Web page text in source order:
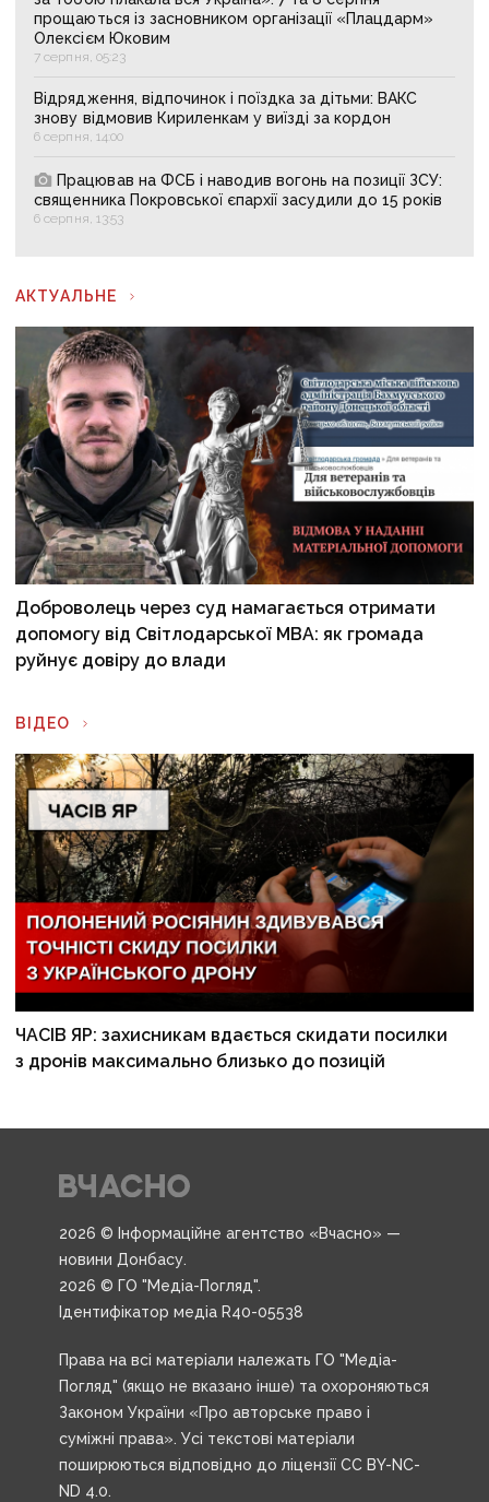
прощаються із засновником організації «Плацдарм»
Олексієм Юковим
7 серпня, 05:23
Відрядження, відпочинок і поїздка за дітьми: ВАКС
знову відмовив Кириленкам у виїзді за кордон
6 серпня, 14:00
Працював на ФСБ і наводив вогонь на позиції ЗСУ:
священника Покровської єпархії засудили до 15 років
6 серпня, 13:53
АКТУАЛЬНЕ
Доброволець через суд намагається отримати
допомогу від Світлодарської МВА: як громада
руйнує довіру до влади
ВІДЕО
ЧАСІВ ЯР: захисникам вдається скидати посилки
з дронів максимально близько до позицій
2026 © Інформаційне агентство «Вчасно» —
новини Донбасу.
2026 © ГО "Медіа-Погляд".
Ідентифікатор медіа R40-05538
Права на всі матеріали належать ГО "Медіа-
Погляд" (якщо не вказано інше) та охороняються
Законом України «Про авторське право і
суміжні права». Усі текстові матеріали
поширюються відповідно до ліцензії CC BY-NC-
ND 4.0.